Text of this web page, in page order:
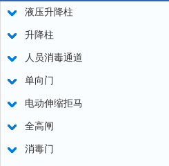
液压升降柱
升降柱
人员消毒通道
单向门
电动伸缩拒马
全高闸
消毒门